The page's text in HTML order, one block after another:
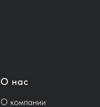
О нас
О компании